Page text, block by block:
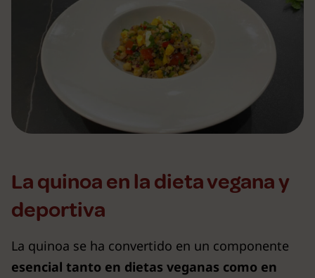
La quinoa en la dieta vegana y
deportiva
La quinoa se ha convertido en un componente
esencial tanto en dietas veganas como en